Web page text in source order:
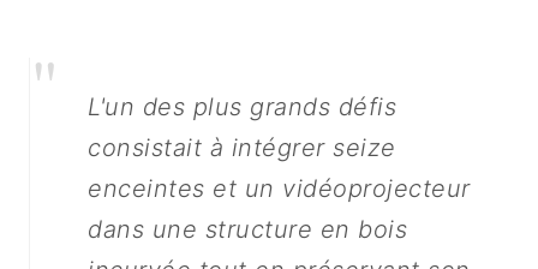
"
L'un des plus grands défis
consistait à intégrer seize
enceintes et un vidéoprojecteur
dans une structure en bois